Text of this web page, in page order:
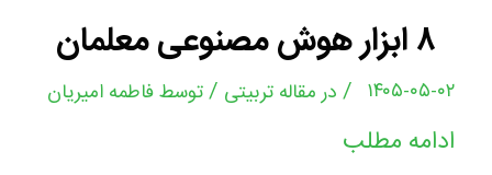
۸ ابزار هوش مصنوعی معلمان
۱۴۰۵-۰۵-۰۲ / درمقاله تربیتی /توسطفاطمه امیریان
ادامه مطلب